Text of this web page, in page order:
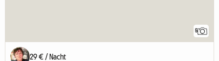
5
29 € / Nacht